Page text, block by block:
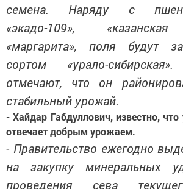
семена. Наряду с
«экадо-109»,
«маргарита», поля будут
сортом «урало-
отмечают, что он
стабильный урожай.
- Хайдар Габдуллович, известно,
отвечает добрым урожаем.
- Правительство ежегодно
на закупку минеральных
проведения сева